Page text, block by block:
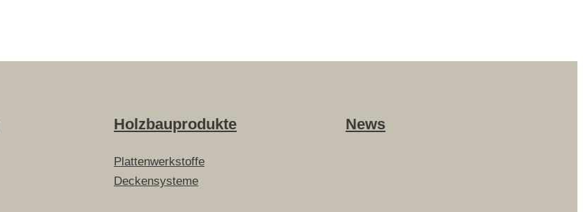
Holzbauprodukte
Plattenwerkstoffe
Deckensysteme
News